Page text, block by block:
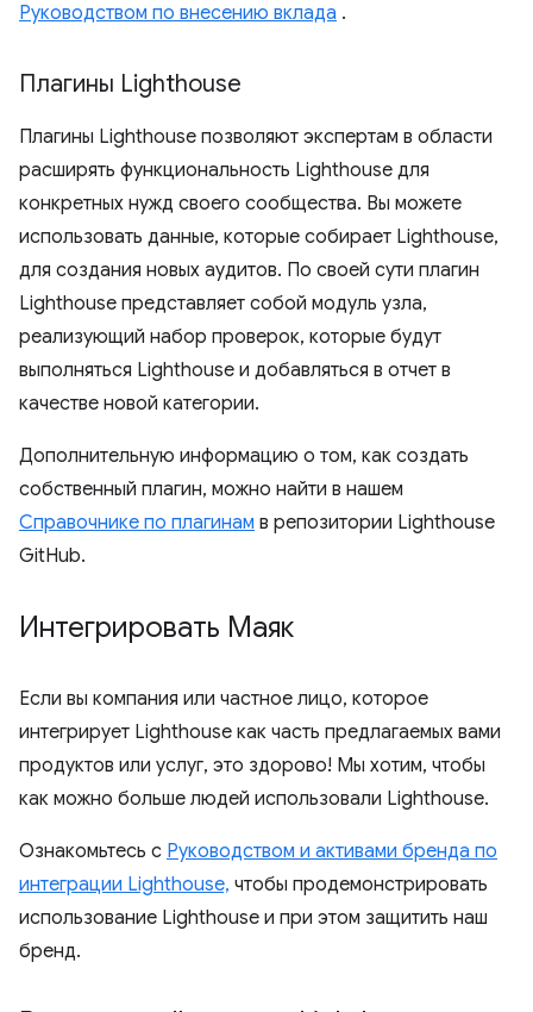
Руководством по внесению вклада .
Плагины Lighthouse
Плагины Lighthouse позволяют экспертам в области
расширять функциональность Lighthouse для
конкретных нужд своего сообщества. Вы можете
использовать данные, которые собирает Lighthouse,
для создания новых аудитов. По своей сути плагин
Lighthouse представляет собой модуль узла,
реализующий набор проверок, которые будут
выполняться Lighthouse и добавляться в отчет в
качестве новой категории.
Дополнительную информацию о том, как создать
собственный плагин, можно найти в нашем
Справочнике по плагинам в репозитории Lighthouse
GitHub.
Интегрировать Маяк
Если вы компания или частное лицо, которое
интегрирует Lighthouse как часть предлагаемых вами
продуктов или услуг, это здорово! Мы хотим, чтобы
как можно больше людей использовали Lighthouse.
Ознакомьтесь с Руководством и активами бренда по
интеграции Lighthouse, чтобы продемонстрировать
использование Lighthouse и при этом защитить наш
бренд.